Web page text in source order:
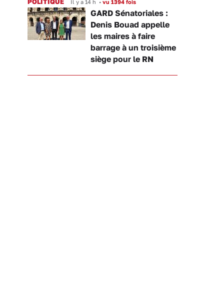
Il y a 14 h • vu 1394 fois
GARD Sénatoriales :
Denis Bouad appelle
les maires à faire
barrage à un troisième
siège pour le RN